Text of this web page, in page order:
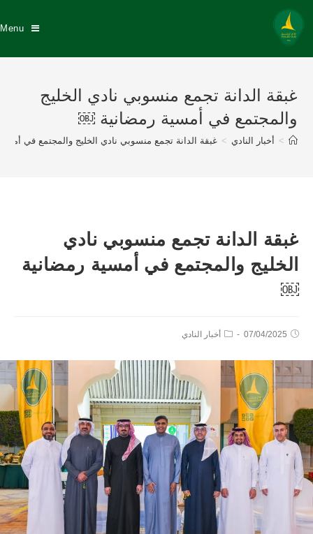
Menu
غبقة الدانة تجمع منسوبي نادي الخليج
والمجتمع في أمسية رمضانية ￼
> أخبار النادي > غبقة الدانة تجمع منسوبي نادي الخليج والمجتمع في
غبقة الدانة تجمع منسوبي نادي
الخليج والمجتمع في أمسية رمضانية
￼
07/04/2025 أخبار النادي